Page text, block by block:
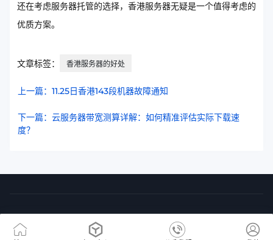
还在考虑服务器托管的选择，香港服务器无疑是一个值得考虑的
优质方案。
文章标签： 香港服务器的好处
上一篇：11.25日香港143段机器故障通知
下一篇：云服务器带宽测算详解：如何精准评估实际下载速
度？